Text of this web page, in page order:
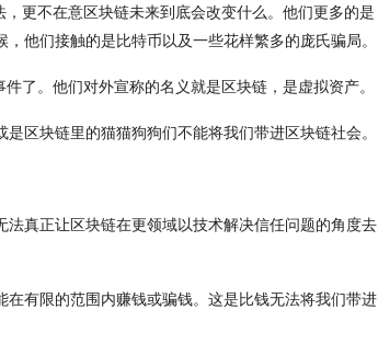
更不在意区块链未来到底会改变什么。他们更多的是
他们接触的是比特币以及一些花样繁多的庞氏骗局。
了。他们对外宣称的名义就是区块链，是虚拟资产。
区块链里的猫猫狗狗们不能将我们带进区块链社会。
真正让区块链在更领域以技术解决信任问题的角度去
有限的范围内赚钱或骗钱。这是比钱无法将我们带进